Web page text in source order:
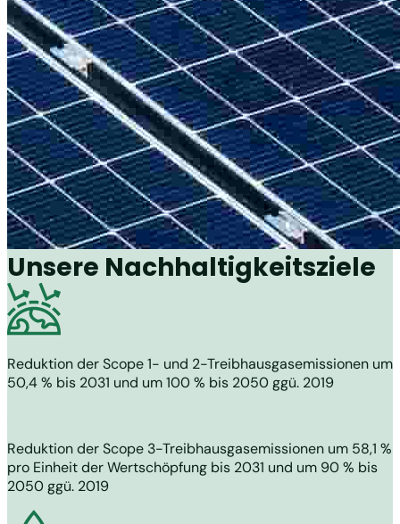
Unsere Nachhaltigkeitsziele
Reduktion der Scope 1- und 2-Treibhausgasemissionen um
50,4 % bis 2031 und um 100 % bis 2050 ggü. 2019
Reduktion der Scope 3-Treibhausgasemissionen um 58,1 %
pro Einheit der Wertschöpfung bis 2031 und um 90 % bis
2050 ggü. 2019